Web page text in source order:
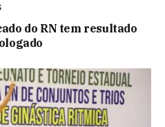
do RN tem resultado